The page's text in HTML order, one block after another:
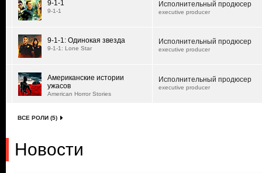
9-1-1
9-1-1
Исполнительный продюсер
executive producer
9-1-1: Одинокая звезда
9-1-1: Lone Star
Исполнительный продюсер
executive producer
Американские истории
ужасов
American Horror Stories
Исполнительный продюсер
executive producer
ВСЕ РОЛИ (5)
Новости